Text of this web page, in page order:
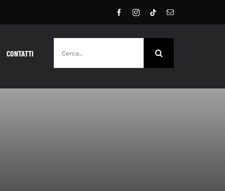
CONTATTI
per: